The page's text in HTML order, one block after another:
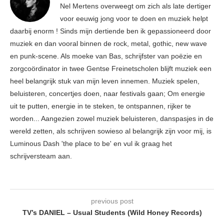
Nel Mertens overweegt om zich als late dertiger
voor eeuwig jong voor te doen en muziek helpt
daarbij enorm ! Sinds mijn dertiende ben ik gepassioneerd door
muziek en dan vooral binnen de rock, metal, gothic, new wave
en punk-scene. Als moeke van Bas, schrijfster van poëzie en
zorgcoördinator in twee Gentse Freinetscholen blijft muziek een
heel belangrijk stuk van mijn leven innemen. Muziek spelen,
beluisteren, concertjes doen, naar festivals gaan; Om energie
uit te putten, energie in te steken, te ontspannen, rijker te
worden... Aangezien zowel muziek beluisteren, danspasjes in de
wereld zetten, als schrijven sowieso al belangrijk zijn voor mij, is
Luminous Dash 'the place to be' en vul ik graag het
schrijversteam aan.
previous post
TV’s DANIEL – Usual Students (Wild Honey Records)